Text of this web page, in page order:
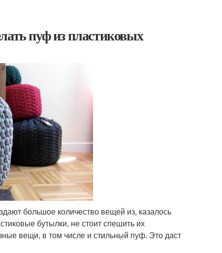
пуф из пластиковых
большое количество вещей из, казалось
бутылки, не стоит спешить их
вещи, в том числе и стильный пуф. Это даст